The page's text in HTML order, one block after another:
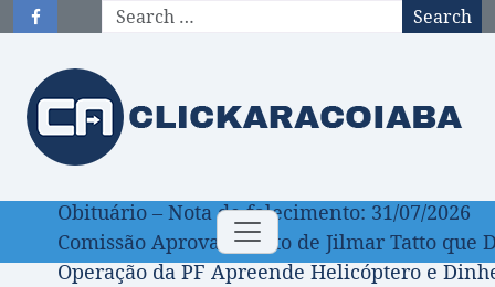
Search
Toggle
navigation
Obituário – Nota de falecimento: 31/07/2026
Comissão Aprova Projeto de Jilmar Tatto
Operação da PF Apreende Helicóptero e